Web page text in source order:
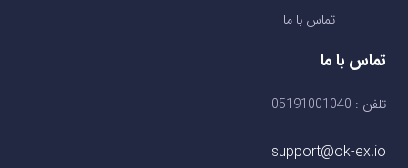
تماس با ما
تماس با ما
تلفن : 05191001040
support@ok-ex.io